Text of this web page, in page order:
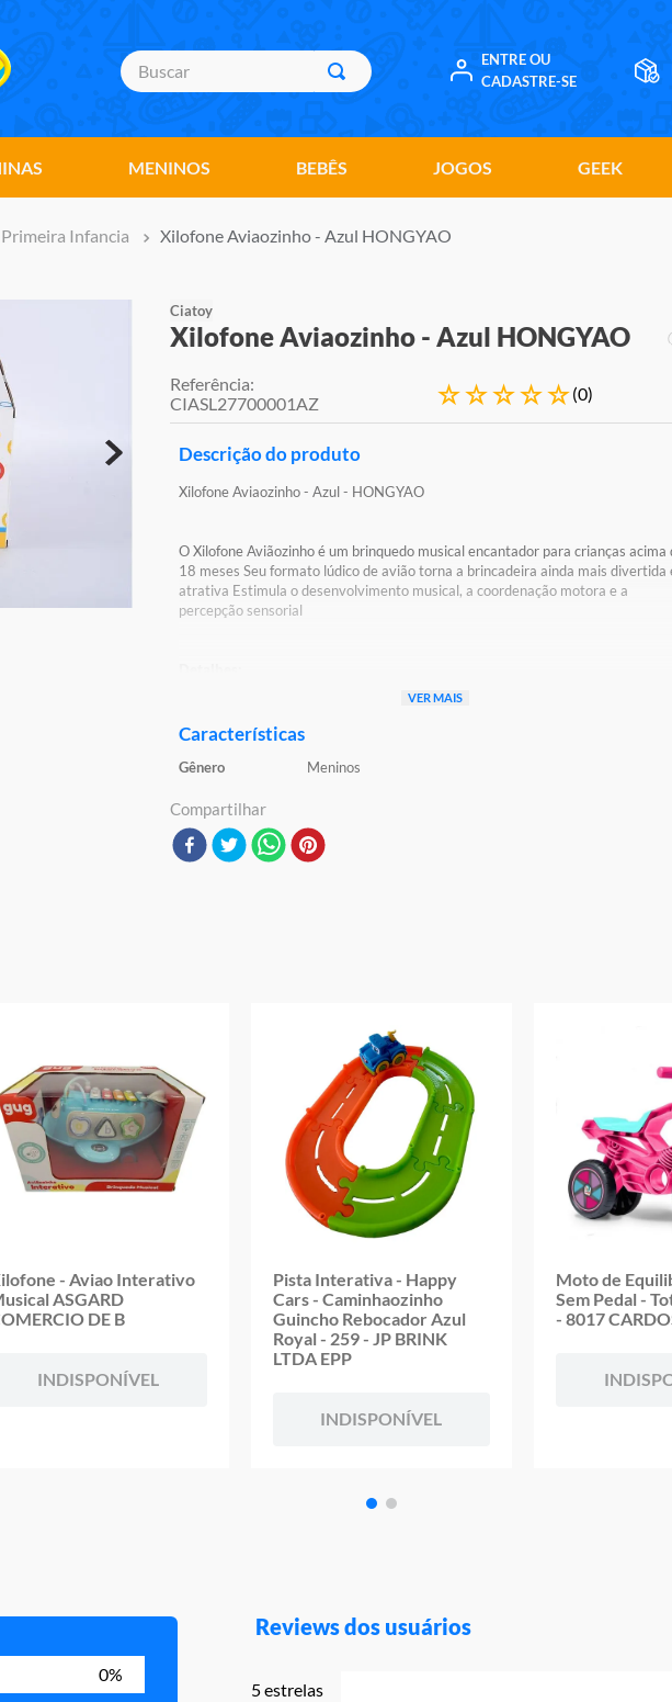
Buscar
ENTRE OU
CADASTRE-SE
MENINOS BEBÊS JOGOS GEEK
Primeira Infancia Xilofone Aviaozinho - Azul HONGYAO
Ciatoy
Xilofone Aviaozinho - Azul HONGYAO
Referência:
CIASL27700001AZ
☆☆☆☆☆(0)
Descrição do produto
Xilofone Aviaozinho - Azul - HONGYAO
O Xilofone Aviãozinho é um brinquedo musical encantador para crianças acima
18 meses Seu formato lúdico de avião torna a brincadeira ainda mais divertida
atrativa Estimula o desenvolvimento musical, a coordenação motora e a
percepção sensorial
Registro: 003 50/2023 OCP: 0061
Características:
Material/Composição: Plástico e Metal
Ref: SL277
Marca: Ciatoy
Modelo: BBR
VER MAIS
Características
Gênero Meninos
Compartilhar
- Aviao Interativo
ASGARD
DE B
INDISPONÍVEL
Pista Interativa - Happy
Cars - Caminhaozinho
Guincho Rebocador Azul
Royal - 259 - JP BRINK
LTDA EPP
INDISPONÍVEL
Moto de
Sem Pedal -
- 8017
0%
Reviews dos usuários
5 estrelas